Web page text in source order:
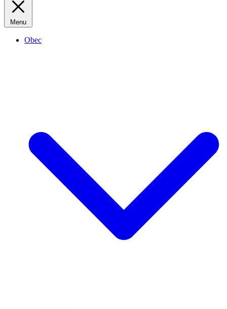
Menu
Obec